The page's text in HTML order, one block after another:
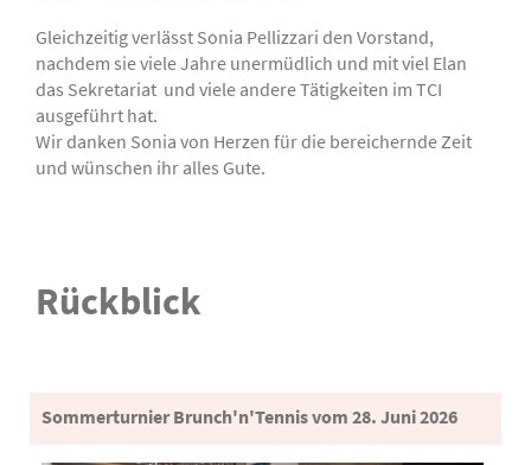
Gleichzeitig verlässt Sonia Pellizzari den Vorstand,
nachdem sie viele Jahre unermüdlich und mit viel Elan
das Sekretariat und viele andere Tätigkeiten im TCI
ausgeführt hat.
Wir danken Sonia von Herzen für die bereichernde Zeit
und wünschen ihr alles Gute.
Rückblick
Sommerturnier Brunch'n'Tennis vom 28. Juni 2026